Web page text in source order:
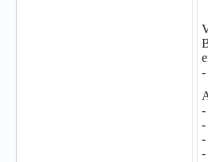
-
-
-
-
-